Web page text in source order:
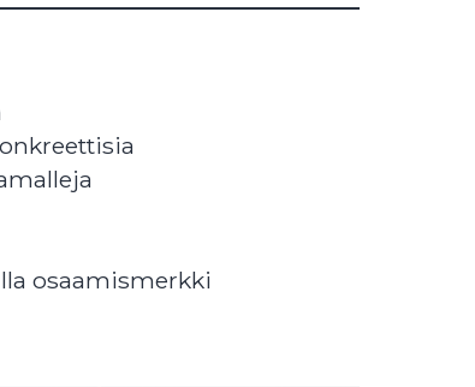
osaamismerkki